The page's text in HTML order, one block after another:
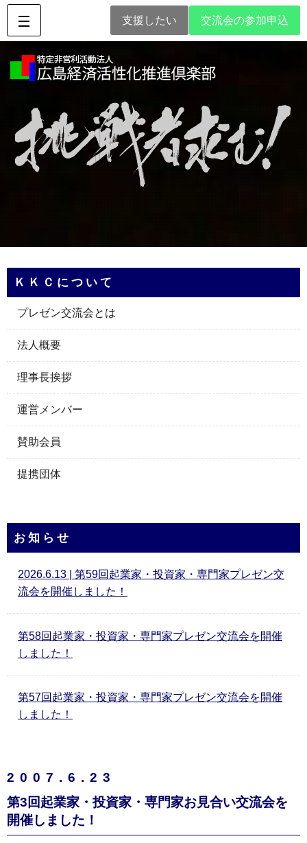
支援したい 交流会の参加申込
ＫＫＣについて
プレゼン交流会とは
法人概要
理事長挨拶
運営メンバー
賛助会員
提携団体
お知らせ
2026.6.13 | 第59回起業家・投資家・専門家プレゼン交
流会を開催しました！
第58回起業家・投資家・専門家プレゼン交流会を開催
しました！
第57回起業家・投資家・専門家プレゼン交流会を開催
しました！
2007.6.23
第3回起業家・投資家・専門家お見合い交流会を
開催しました！